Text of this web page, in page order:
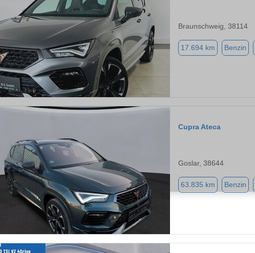
Braunschweig, 38114
17.694 km Benzin
Cupra Ateca
Goslar, 38644
63.835 km Benzin